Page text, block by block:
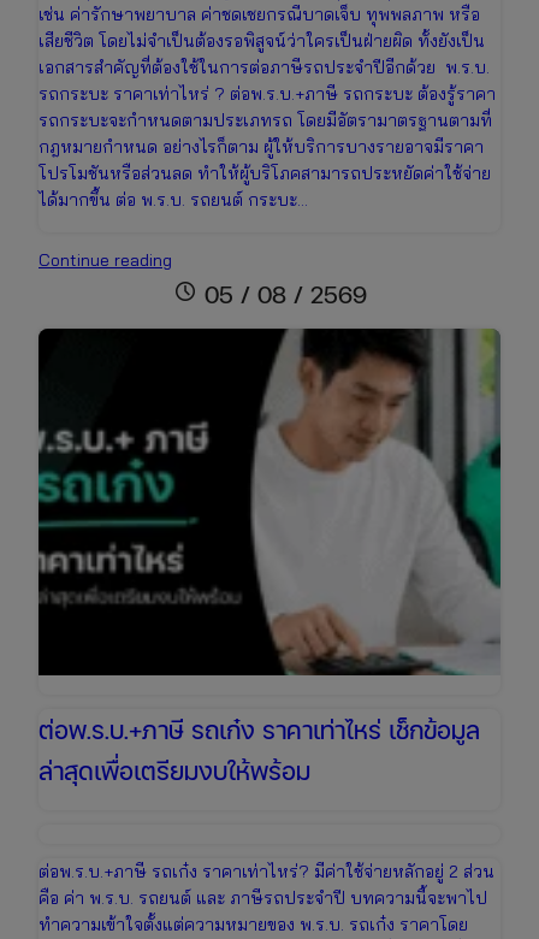
เช่น ค่ารักษาพยาบาล ค่าชดเชยกรณีบาดเจ็บ ทุพพลภาพ หรือ
เสียชีวิต โดยไม่จำเป็นต้องรอพิสูจน์ว่าใครเป็นฝ่ายผิด ทั้งยังเป็น
เอกสารสำคัญที่ต้องใช้ในการต่อภาษีรถประจำปีอีกด้วย พ.ร.บ.
รถกระบะ ราคาเท่าไหร่ ? ต่อพ.ร.บ.+ภาษี รถกระบะ ต้องรู้ราคา
รถกระบะจะกำหนดตามประเภทรถ โดยมีอัตรามาตรฐานตามที่
กฎหมายกำหนด อย่างไรก็ตาม ผู้ให้บริการบางรายอาจมีราคา
โปรโมชันหรือส่วนลด ทำให้ผู้บริโภคสามารถประหยัดค่าใช้จ่าย
ได้มากขึ้น ต่อ พ.ร.บ. รถยนต์ กระบะ…
Continue reading
รถ
ออนไลน์
ได้
ทันที
schedule 05 / 08 / 2569
ต่อพ.ร.บ.+ภาษี รถเก๋ง ราคาเท่าไหร่ เช็กข้อมูล
ล่าสุดเพื่อเตรียมงบให้พร้อม
ต่อพ.ร.บ.+ภาษี รถเก๋ง ราคาเท่าไหร่? มีค่าใช้จ่ายหลักอยู่ 2 ส่วน
คือ ค่า พ.ร.บ. รถยนต์ และ ภาษีรถประจำปี บทความนี้จะพาไป
ทำความเข้าใจตั้งแต่ความหมายของ พ.ร.บ. รถเก๋ง ราคาโดย